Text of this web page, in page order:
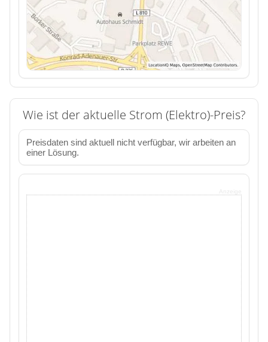
Wie ist der aktuelle Strom (Elektro)-Preis?
Preisdaten sind aktuell nicht verfügbar, wir arbeiten an
einer Lösung.